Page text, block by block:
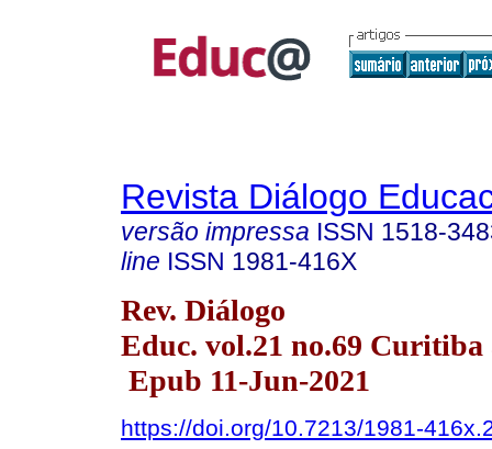
Revista Diálogo
versão impressa ISSN 1518-
line ISSN 1981-416X
Rev. Diálogo
Educ. vol.21 no.69 Curitiba
Epub 11-Jun-2021
https://doi.org/10.7213/1981-